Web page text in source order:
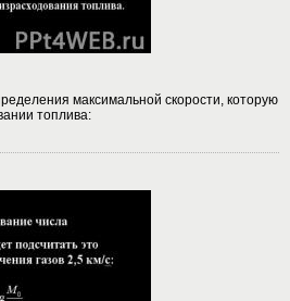
максимальной скорости, которую
топлива: